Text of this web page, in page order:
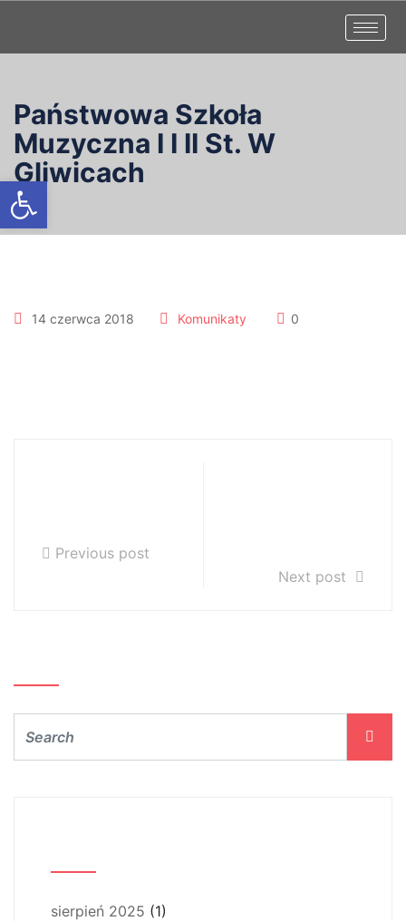
Otwórz pasek narzędzi
Państwowa Szkoła
Muzyczna I I II St. W
Gliwicach
14 czerwca 2018 Komunikaty 0
Previous post
Next post
sierpień 2025 (1)